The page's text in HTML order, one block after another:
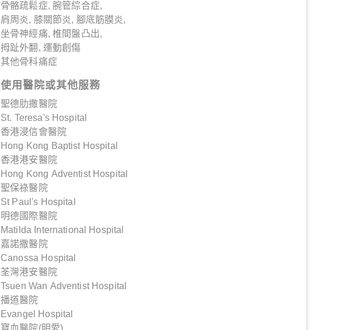
骨骼疏鬆症, 腕管綜合症,
肩周炎, 膝關節炎, 腳底筋膜炎,
坐骨神經痛, 椎間盤凸出,
拇趾外翻, 運動創傷
其他骨科痛症
使用醫院或其他服務
聖德肋撒醫院
St. Teresa's Hospital
香港浸信會醫院
Hong Kong Baptist Hospital
香港港安醫院
Hong Kong Adventist Hospital
聖保祿醫院
St Paul's Hospital
明德國際醫院
Matilda International Hospital
嘉諾撒醫院
Canossa Hospital
荃灣港安醫院
Tsuen Wan Adventist Hospital
播道醫院
Evangel Hospital